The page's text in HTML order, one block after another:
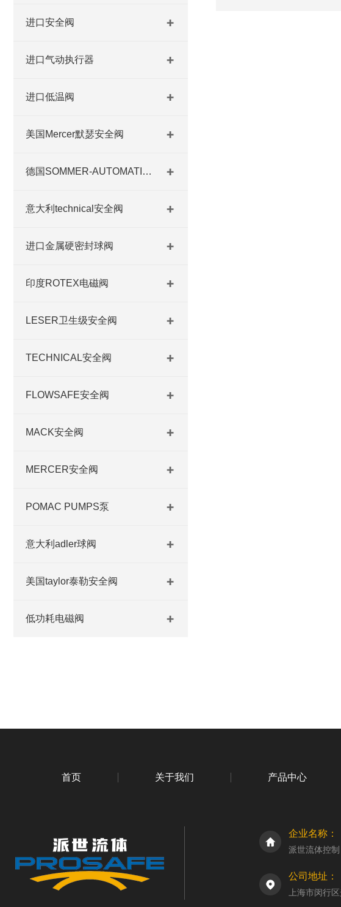
进口安全阀
进口气动执行器
进口低温阀
美国Mercer默瑟安全阀
德国SOMMER-AUTOMATIC 平行抓手 德国夹盘 德国进口夹盘
意大利technical安全阀
进口金属硬密封球阀
印度ROTEX电磁阀
LESER卫生级安全阀
TECHNICAL安全阀
FLOWSAFE安全阀
MACK安全阀
MERCER安全阀
POMAC PUMPS泵
意大利adler球阀
美国taylor泰勒安全阀
低功耗电磁阀
首页 关于我们 产品中心
企业名称：
派世流体控
公司地址：
上海市闵行